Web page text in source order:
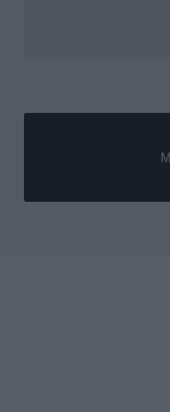
Tu dirección de
obligatorios están